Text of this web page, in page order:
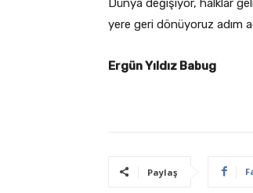
yere geri dönüyoruz adım
Ergün Yıldız Babug
Paylaş